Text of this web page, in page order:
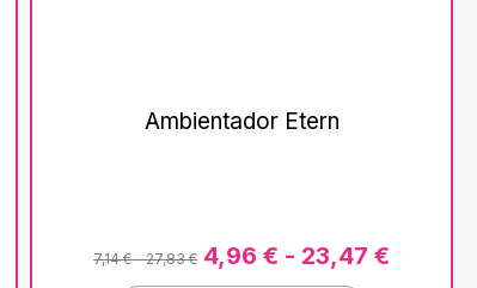
Ambientador Etern
7,14€ -27,83€ 4,96€ - 23,47€